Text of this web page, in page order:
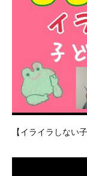
【イライラしない